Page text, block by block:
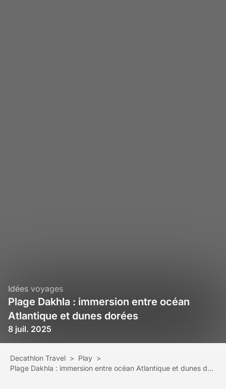
Idées voyages
Plage Dakhla : immersion entre océan
Atlantique et dunes dorées
8 juil. 2025
Decathlon Travel > Play >
Plage Dakhla : immersion entre océan Atlantique et dunes dorées